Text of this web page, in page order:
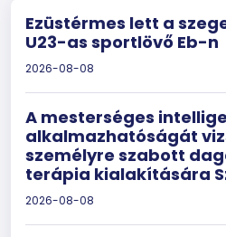
Ezüstérmes lett a
U23-as sportlövő Eb-n
2026-08-08
A mesterséges
alkalmazhatóságát
személyre szabott
terápia kialakítására
2026-08-08